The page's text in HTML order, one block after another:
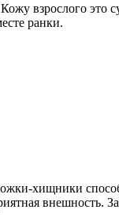
взрослого
ранки.
хищники
внешность.